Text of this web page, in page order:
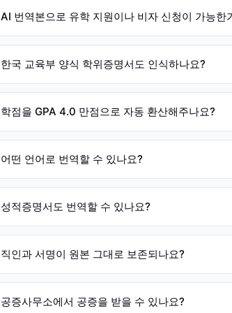
AI 번역본으로 유학 지원이나 비자 신청이 가능한
한국 교육부 양식 학위증명서도 인식하나요?
학점을 GPA 4.0 만점으로 자동 환산해주나요?
어떤 언어로 번역할 수 있나요?
성적증명서도 번역할 수 있나요?
직인과 서명이 원본 그대로 보존되나요?
공증사무소에서 공증을 받을 수 있나요?